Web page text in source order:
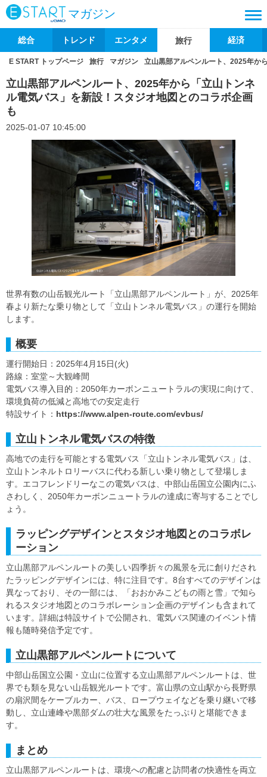
マガジン
総合 トレンド エンタメ 旅行 経済
E START トップページ 旅行 マガジン 立山黒部アルペンルート、2025年か
立山黒部アルペンルート、2025年から「立山トンネ
ル電気バス」を新設！スタジオ地図とのコラボ企画
も
2025-01-07 10:45:00
世界有数の山岳観光ルート「立山黒部アルペンルート」が、2025年
春より新たな乗り物として「立山トンネル電気バス」の運行を開始
します。
概要
運行開始日：2025年4月15日(火)
路線：室堂～大観峰間
電気バス導入目的：2050年カーボンニュートラルの実現に向けて、
環境負荷の低減と高地での安定走行
特設サイト： https://www.alpen-route.com/evbus/
立山トンネル電気バスの特徴
高地での走行を可能とする電気バス「立山トンネル電気バス」は、
立山トンネルトロリーバスに代わる新しい乗り物として登場しま
す。エコフレンドリーなこの電気バスは、中部山岳国立公園内にふ
さわしく、2050年カーボンニュートラルの達成に寄与することでし
ょう。
ラッピングデザインとスタジオ地図とのコラボレ
ーション
立山黒部アルペンルートの美しい四季折々の風景を元に創りだされ
たラッピングデザインには、特に注目です。8台すべてのデザインは
異なっており、その一部には、「おおかみこどもの雨と雪」で知ら
れるスタジオ地図とのコラボレーション企画のデザインも含まれて
います。詳細は特設サイトで公開され、電気バス関連のイベント情
報も随時発信予定です。
立山黒部アルペンルートについて
中部山岳国立公園・立山に位置する立山黒部アルペンルートは、世
界でも類を見ない山岳観光ルートです。富山県の立山駅から長野県
の扇沢間をケーブルカー、バス、ロープウェイなどを乗り継いで移
動し、立山連峰や黒部ダムの壮大な風景をたっぷりと堪能できま
す。
まとめ
立山黒部アルペンルートは、環境への配慮と訪問者の快適性を両立